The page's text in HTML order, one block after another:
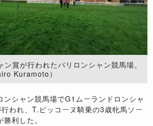
ン賞が行われたパリロンシャン競馬場。
Kuramoto）
シャン競馬場でG1ムーランドロンシャ
われ、T.ピッコーヌ騎乗の3歳牝馬ソー
利した。